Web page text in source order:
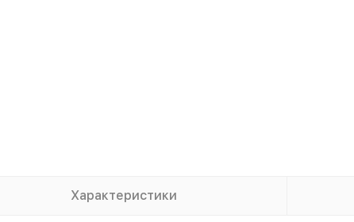
Характеристики